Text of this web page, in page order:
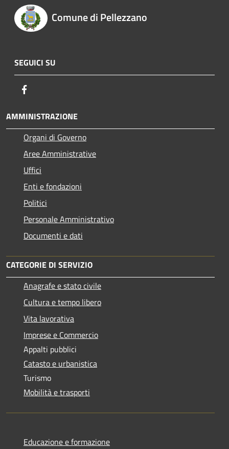
Comune di Pellezzano
SEGUICI SU
AMMINISTRAZIONE
Organi di Governo
Aree Amministrative
Uffici
Enti e fondazioni
Politici
Personale Amministrativo
Documenti e dati
CATEGORIE DI SERVIZIO
Anagrafe e stato civile
Cultura e tempo libero
Vita lavorativa
Imprese e Commercio
Appalti pubblici
Catasto e urbanistica
Turismo
Mobilità e trasporti
Educazione e formazione